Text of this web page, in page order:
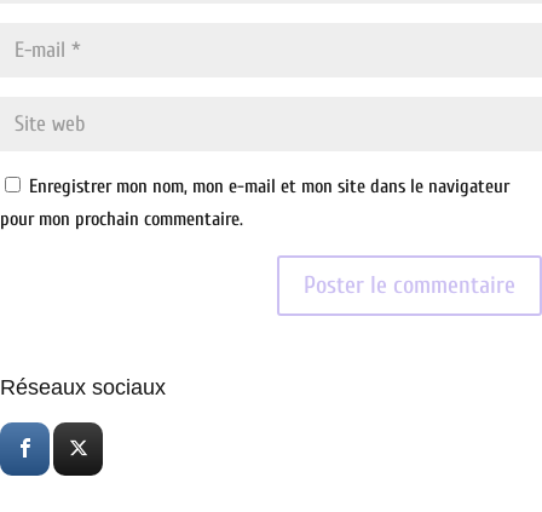
Enregistrer mon nom, mon e-mail et mon site dans le navigateur
pour mon prochain commentaire.
Réseaux sociaux